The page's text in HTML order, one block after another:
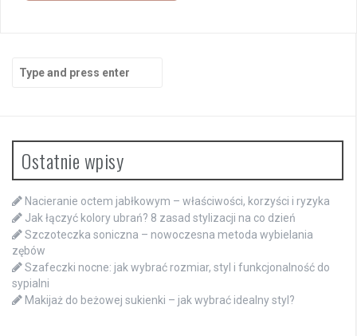
for:
Ostatnie wpisy
Nacieranie octem jabłkowym – właściwości, korzyści i ryzyka
Jak łączyć kolory ubrań? 8 zasad stylizacji na co dzień
Szczoteczka soniczna – nowoczesna metoda wybielania
zębów
Szafeczki nocne: jak wybrać rozmiar, styl i funkcjonalność do
sypialni
Makijaż do beżowej sukienki – jak wybrać idealny styl?